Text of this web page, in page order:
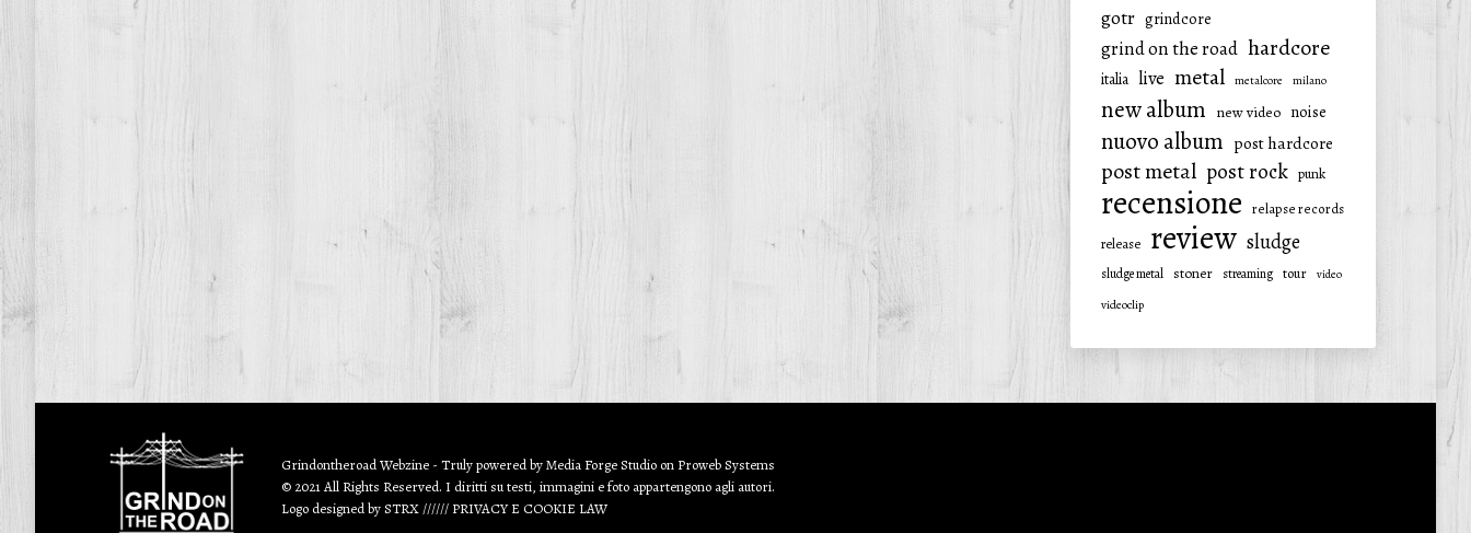
gotr grindcore
grind on the road hardcore
italia live metal metalcore milano
new album new video noise
nuovo album post hardcore
post metal post rock punk
recensione relapse records
release
review sludge
sludge metal stoner streaming tour
video
videoclip
Grindontheroad Webzine - Truly powered byMedia Forge Studio on ProwebSystems
© 2021 All Rights Reserved. I diritti su testi, immagini e foto appartengono agli autori.
Logo designed bySTRX////// PRIVACY E COOKIE LAW